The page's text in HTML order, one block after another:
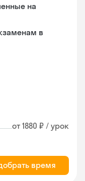
на
в
от 1880 ₽ / урок
время